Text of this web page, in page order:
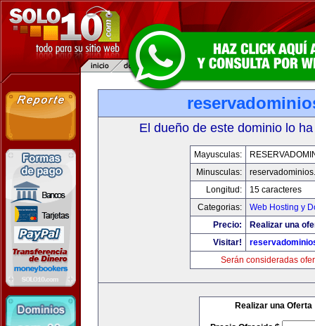
El dueño de este dominio lo
Mayusculas:
Minusculas:
Longitud:
15 caracteres
Categorias:
Web Hosting y
Precio:
Realizar una
Visitar!
Serán consideradas
Realizar una Oferta